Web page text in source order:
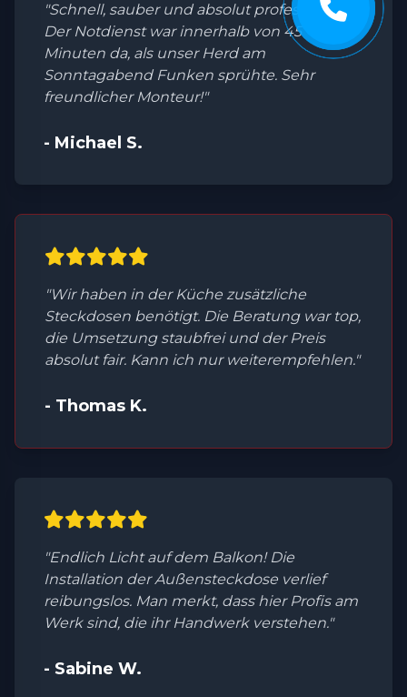
"Schnell, sauber und absolut professionell.
Der Notdienst war innerhalb von 45
Minuten da, als unser Herd am
Sonntagabend Funken sprühte. Sehr
freundlicher Monteur!"
- Michael S.
"Wir haben in der Küche zusätzliche
Steckdosen benötigt. Die Beratung war top,
die Umsetzung staubfrei und der Preis
absolut fair. Kann ich nur weiterempfehlen."
- Thomas K.
"Endlich Licht auf dem Balkon! Die
Installation der Außensteckdose verlief
reibungslos. Man merkt, dass hier Profis am
Werk sind, die ihr Handwerk verstehen."
- Sabine W.